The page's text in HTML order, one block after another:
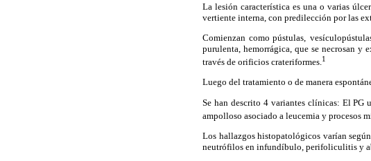
La lesión característica es una o varias
vertiente interna, con predilección por las
Comienzan como pústulas,
purulenta, hemorrágica, que se necrosan y
través de orificios crateriformes.1
Luego del tratamiento o de manera
Se han descrito 4 variantes clínicas: El PG
ampolloso asociado a leucemia y procesos
Los hallazgos histopatológicos varían
neutrófilos en infundíbulo, perifoliculitis y